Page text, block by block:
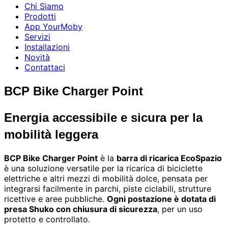
Chi Siamo
Prodotti
App YourMoby
Servizi
Installazioni
Novità
Contattaci
BCP Bike Charger Point
Energia accessibile e sicura per la
mobilità leggera
BCP Bike Charger Point è la barra di ricarica EcoSpazio
è una soluzione versatile per la ricarica di biciclette
elettriche e altri mezzi di mobilità dolce, pensata per
integrarsi facilmente in parchi, piste ciclabili, strutture
ricettive e aree pubbliche. Ogni postazione è dotata di
presa Shuko con chiusura di sicurezza, per un uso
protetto e controllato.